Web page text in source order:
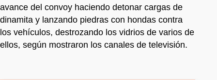
avance del convoy haciendo detonar cargas de
dinamita y lanzando piedras con hondas contra
los vehículos, destrozando los vidrios de varios de
ellos, según mostraron los canales de televisión.